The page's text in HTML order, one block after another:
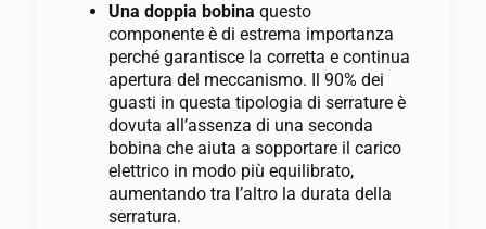
Una doppia bobina questo
componente è di estrema importanza
perché garantisce la corretta e continua
apertura del meccanismo. Il 90% dei
guasti in questa tipologia di serrature è
dovuta all’assenza di una seconda
bobina che aiuta a sopportare il carico
elettrico in modo più equilibrato,
aumentando tra l’altro la durata della
serratura.